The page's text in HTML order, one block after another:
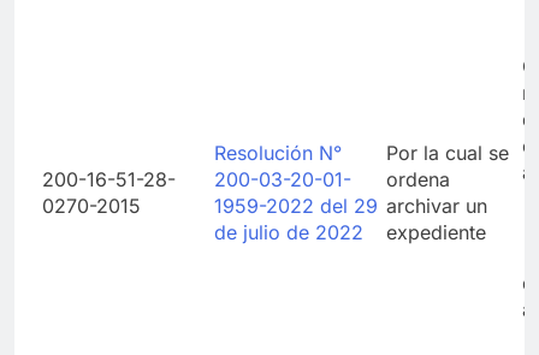
200-16-51-28-
0270-2015
Resolución N°
200-03-20-01-
1959-2022 del 29
de julio de 2022
Por la cual se
ordena
archivar un
expediente
a